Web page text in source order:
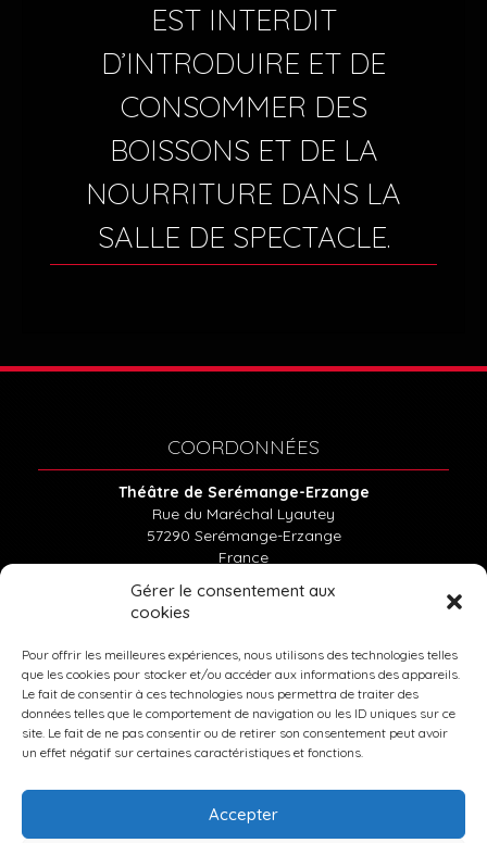
Gérer le consentement aux
cookies
Pour offrir les meilleures expériences, nous utilisons des technologies telles
que les cookies pour stocker et/ou accéder aux informations des appareils.
Le fait de consentir à ces technologies nous permettra de traiter des
données telles que le comportement de navigation ou les ID uniques sur ce
site. Le fait de ne pas consentir ou de retirer son consentement peut avoir
un effet négatif sur certaines caractéristiques et fonctions.
Accepter
EST INTERDIT
D’INTRODUIRE ET DE
CONSOMMER DES
BOISSONS ET DE LA
NOURRITURE DANS LA
SALLE DE SPECTACLE.
COORDONNÉES
Théâtre de Serémange-Erzange
Rue du Maréchal Lyautey
57290 Serémange-Erzange
France
INFOS PRATIQUES
MENTIONS LÉGALES
PLAN DU SITE